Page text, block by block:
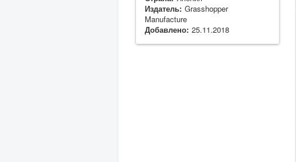
Издатель: Grasshopper
Manufacture
Добавлено: 25.11.2018